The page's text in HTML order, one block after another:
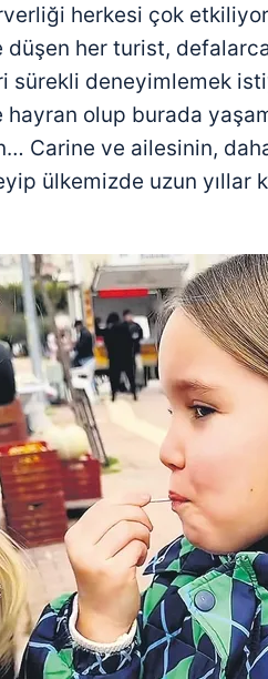
herkesi çok
düşen her turist,
sürekli deneyimlemek
hayran olup burada
Carine ve ailesinin,
ülkemizde uzun yıllar